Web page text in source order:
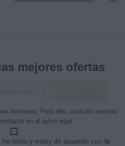
mejores ofertas
momento. Para ello, consulte nuestra
en el aviso legal.
leído y estoy de acuerdo con la